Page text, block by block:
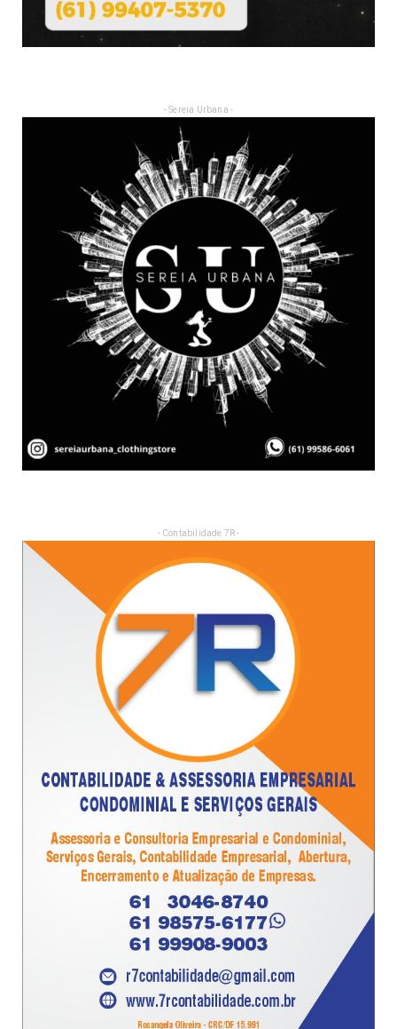
- Sereia Urbana -
- Contabilidade 7R -